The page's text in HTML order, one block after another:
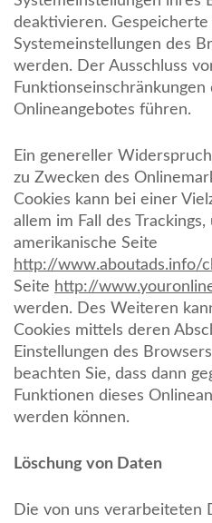
deaktivieren.
Systemeinstellungen des
werden. Der Ausschluss
Funktionseinschränkungen
Onlineangebotes führen.
Ein genereller
zu Zwecken des
Cookies kann bei einer
allem im Fall des
amerikanische Seite
http://www.aboutads.info/
Seite http://
werden. Des Weiteren
Cookies mittels deren
Einstellungen des
beachten Sie, dass dann
Funktionen dieses
werden können.
Löschung von Daten
Die von uns verarbeiteten